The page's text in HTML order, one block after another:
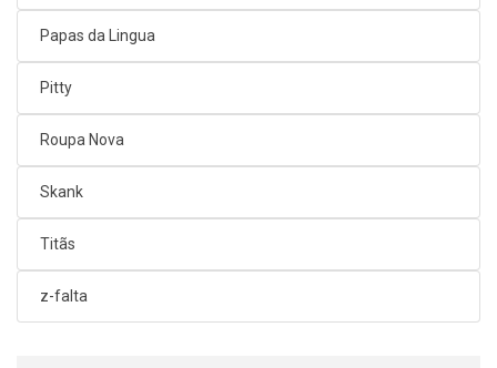
Papas da Lingua
Pitty
Roupa Nova
Skank
Titãs
z-falta